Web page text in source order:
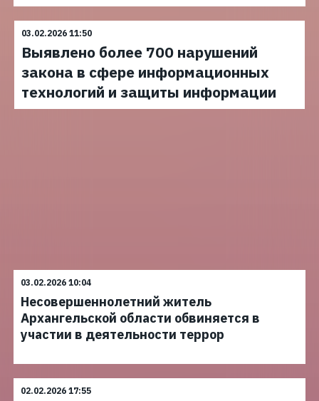
03.02.2026 11:50
Выявлено более 700 нарушений
закона в сфере информационных
технологий и защиты информации
03.02.2026 10:04
Несовершеннолетний житель
Архангельской области обвиняется в
участии в деятельности террор
02.02.2026 17:55